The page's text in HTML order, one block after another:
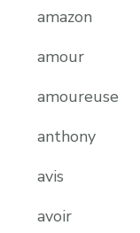
amazon
amour
amoureuse
anthony
avis
avoir